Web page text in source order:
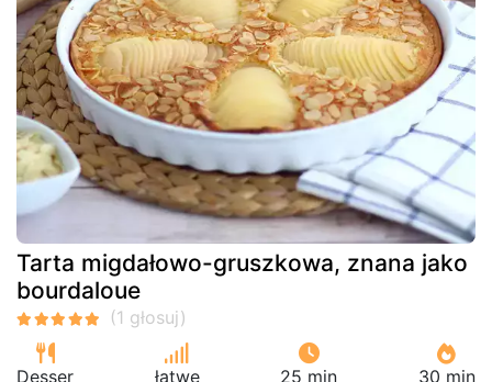
Tarta migdałowo-gruszkowa, znana jako
bourdaloue
Desser łatwe 25 min 30 min